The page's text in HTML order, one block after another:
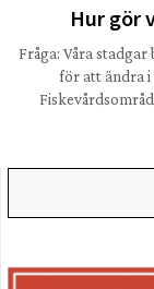
Hur gör
Fråga: Våra
för att ändra i